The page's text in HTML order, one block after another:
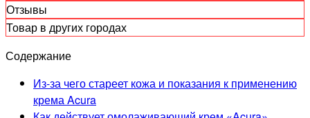
Отзывы
Товар в других городах
Содержание
Из-за чего стареет кожа и показания к применению
крема Acura